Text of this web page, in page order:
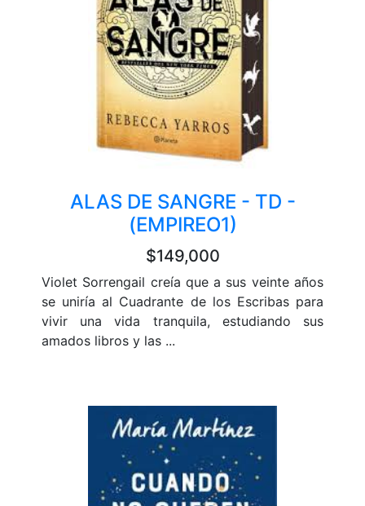
ALAS DE SANGRE - TD -
(EMPIREO1)
$149,000
Violet Sorrengail creía que a sus veinte años
se uniría al Cuadrante de los Escribas para
vivir una vida tranquila, estudiando sus
amados libros y las ...